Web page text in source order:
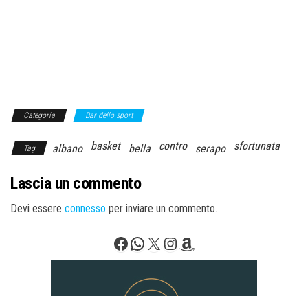
Categoria Bar dello sport
Tag albano basket bella contro serapo sfortunata
Lascia un commento
Devi essere connesso per inviare un commento.
Facebook
WhatsApp
X Instagram
Amazon